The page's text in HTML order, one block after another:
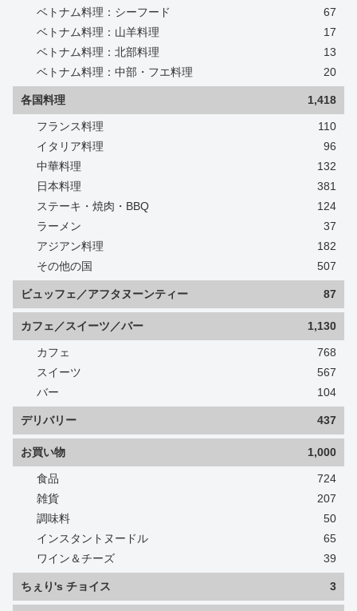
ベトナム料理：シーフード
67
ベトナム料理：山羊料理
17
ベトナム料理：北部料理
13
ベトナム料理：中部・フエ料理
20
各国料理 1,418
フランス料理
110
イタリア料理
96
中華料理
132
日本料理
381
ステーキ・焼肉・BBQ
124
ラーメン
37
アジアン料理
182
その他の国
507
ビュッフェ／アフタヌーンティー 87
カフェ／スイーツ／バー 1,130
カフェ
768
スイーツ
567
バー
104
デリバリー 437
お買い物 1,000
食品
724
雑貨
207
調味料
50
インスタントヌードル
65
ワイン＆チーズ
39
ちぇり's チョイス 3